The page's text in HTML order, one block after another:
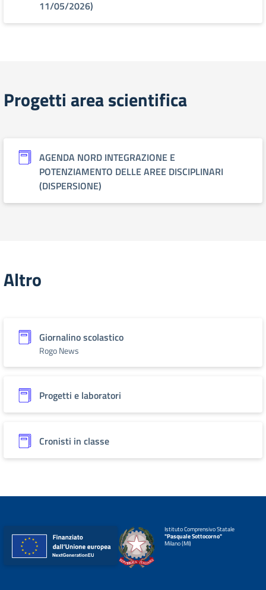
11/05/2026)
Progetti area scientifica
AGENDA NORD INTEGRAZIONE E
POTENZIAMENTO DELLE AREE DISCIPLINARI
(DISPERSIONE)
Altro
Giornalino scolastico
Rogo News
Progetti e laboratori
Cronisti in classe
Istituto Comprensivo Statale
"Pasquale Sottocorno"
Milano (MI)